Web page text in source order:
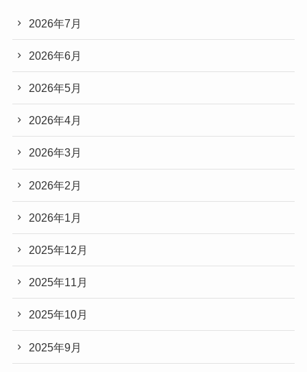
2026年7月
2026年6月
2026年5月
2026年4月
2026年3月
2026年2月
2026年1月
2025年12月
2025年11月
2025年10月
2025年9月